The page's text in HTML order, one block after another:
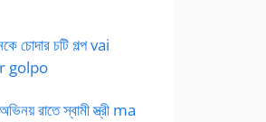
চোদার চটি গল্প vai
golpo
রাতে স্বামী স্ত্রী ma